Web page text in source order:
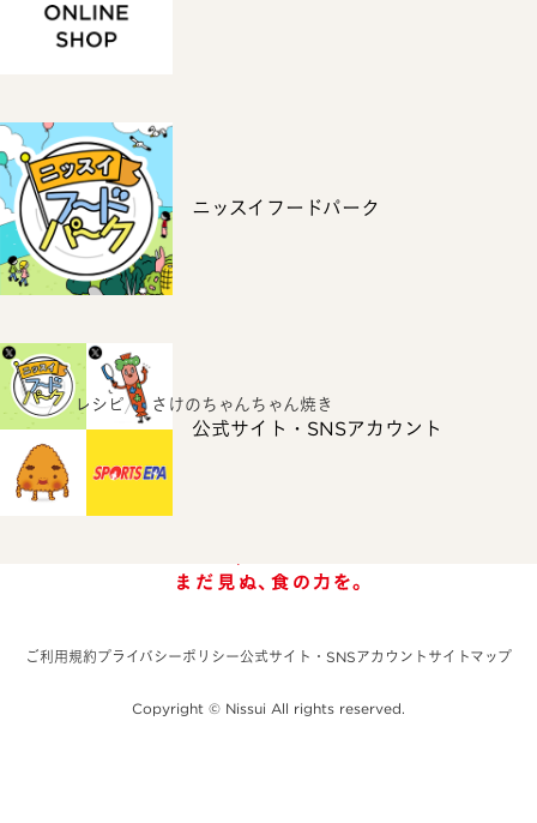
ニッスイフードパーク
公式サイト・SNSアカウント
ホーム レシピ さけのちゃんちゃん焼き
ご利用規約プライバシーポリシー公式サイト・SNSアカウント サイトマップ
Copyright © Nissui All rights reserved.